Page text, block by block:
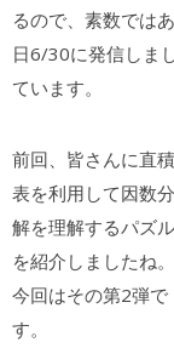
るので、素数では
日6/30に発信しま
ています。
前回、皆さんに直積
表を利用して因数分
解を理解するパズル
を紹介しましたね。
今回はその第2弾で
す。